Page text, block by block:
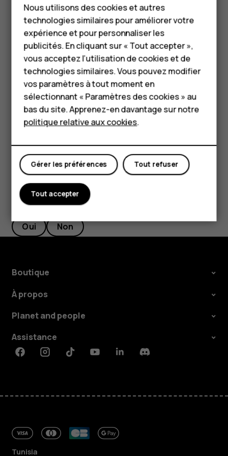
Téléphones classiques
HMD Terra M
Pour les entreprises
Tablettes
Boutique
Mon compte
Vous pouvez également lire un message à partir du
panneau Notifications. Faites glisser l'écran vers le
haut et appuyez sur le message.
Répondre à un message
Appuyez surMessages .
Appuyez sur le message auquel vous souhaitez
répondre.
Rédigez votre réponse dans la zone de texte située
en dessous du message, puis appuyez sur
Avez-vous trouvé cela utile?
Oui Non
Boutique
À propos
Planet and people
Assistance
FacebookInstagramTiktokYoutubeLinkedinDiscord
Tunisia
Nous utilisons des cookies et autres
technologies similaires pour améliorer votre
expérience et pour personnaliser les
publicités. En cliquant sur « Tout accepter »,
vous acceptez l’utilisation de cookies et de
technologies similaires. Vous pouvez modifier
vos paramètres à tout moment en
sélectionnant « Paramètres des cookies » au
bas du site. Apprenez-en davantage sur notre
politique relative aux cookies.
Tout refuser
Gérer les préférences
Tout accepter